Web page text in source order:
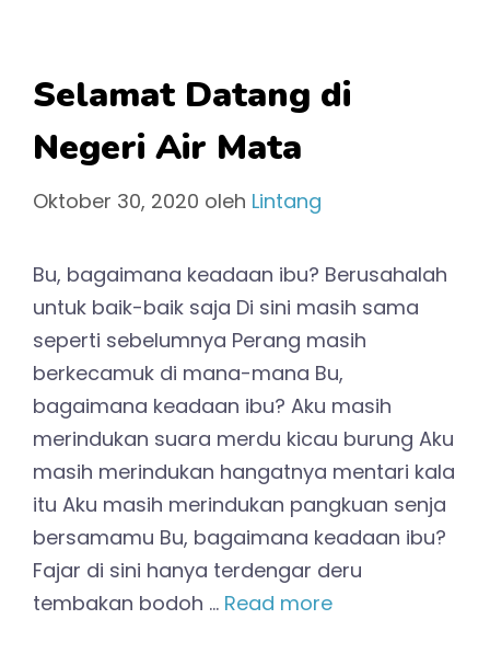
Selamat Datang di
Negeri Air Mata
Oktober 30, 2020 oleh Lintang
Bu, bagaimana keadaan ibu? Berusahalah
untuk baik-baik saja Di sini masih sama
seperti sebelumnya Perang masih
berkecamuk di mana-mana Bu,
bagaimana keadaan ibu? Aku masih
merindukan suara merdu kicau burung Aku
masih merindukan hangatnya mentari kala
itu Aku masih merindukan pangkuan senja
bersamamu Bu, bagaimana keadaan ibu?
Fajar di sini hanya terdengar deru
tembakan bodoh … Read more